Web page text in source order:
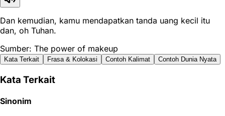
Dan kemudian, kamu mendapatkan tanda uang kecil itu
dan, oh Tuhan.
Sumber: The power of makeup
Kata Terkait Frasa & Kolokasi Contoh Kalimat Contoh Dunia Nyata
Kata Terkait
Sinonim